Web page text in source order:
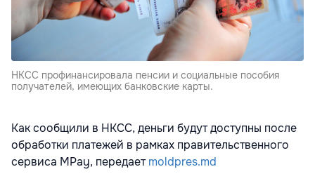
НКСС профинансировала пенсии и социальные пособия
получателей, имеющих банковские карты.
Как сообщили в НКСС, деньги будут доступны после
обработки платежей в рамках правительственного
сервиса MPay, передаетmoldpres.md